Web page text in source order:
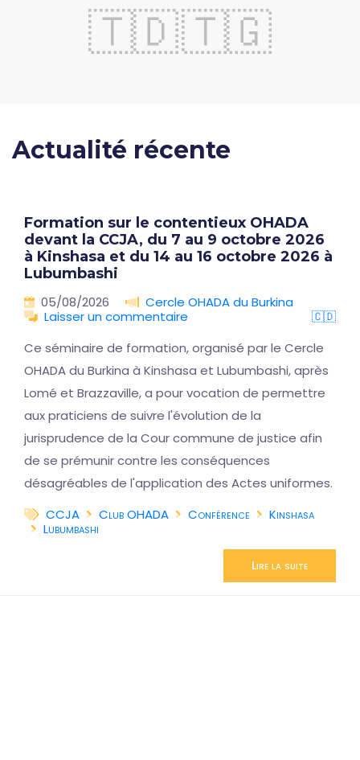
🇹🇩🇹🇬
Actualité récente
Formation sur le contentieux OHADA
devant la CCJA, du 7 au 9 octobre 2026
à Kinshasa et du 14 au 16 octobre 2026 à
Lubumbashi
05/08/2026
Cercle OHADA du Burkina
Laisser un commentaire
🇨🇩
Ce séminaire de formation, organisé par le Cercle
OHADA du Burkina à Kinshasa et Lubumbashi, après
Lomé et Brazzaville, a pour vocation de permettre
aux praticiens de suivre l'évolution de la
jurisprudence de la Cour commune de justice afin
de se prémunir contre les conséquences
désagréables de l'application des Actes uniformes.
CCJA
Club OHADA Conférence
Kinshasa
Lubumbashi
Lire la suite